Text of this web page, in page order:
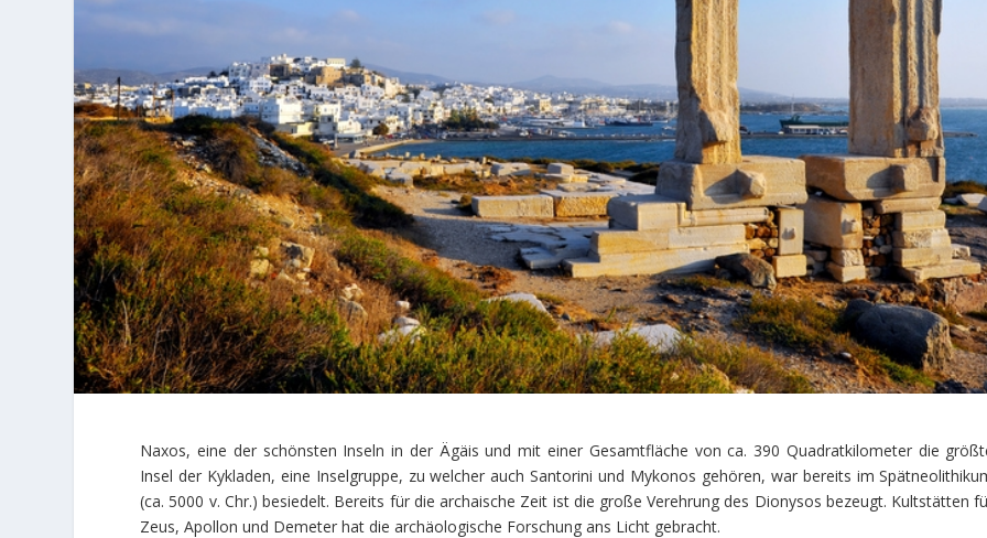
Naxos, eine der schönsten Inseln in der Ägäis und mit einer Gesamtfläche von ca. 390 Quadratkilometer die
Insel der Kykladen, eine Inselgruppe, zu welcher auch Santorini und Mykonos gehören, war bereits im
(ca. 5000 v. Chr.) besiedelt. Bereits für die archaische Zeit ist die große Verehrung des Dionysos bezeugt. Kultstätten
Zeus, Apollon und Demeter hat die archäologische Forschung ans Licht gebracht.